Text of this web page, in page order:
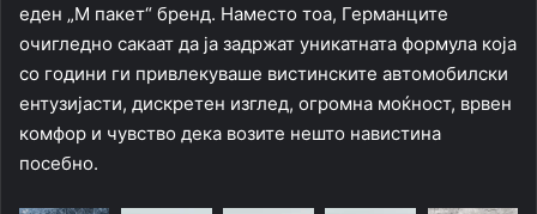
еден „М пакет“ бренд. Наместо тоа, Германците
очигледно сакаат да ја задржат уникатната формула која
со години ги привлекуваше вистинските автомобилски
ентузијасти, дискретен изглед, огромна моќност, врвен
комфор и чувство дека возите нешто навистина
посебно.